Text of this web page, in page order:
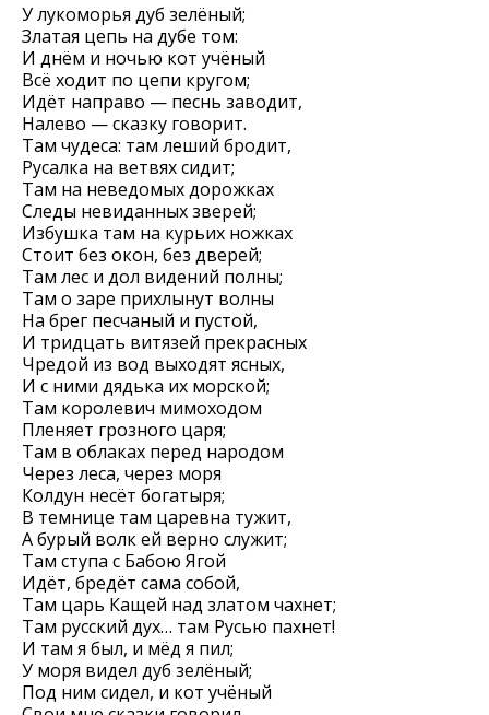
У лукоморья дуб зелёный;
Златая цепь на дубе том:
И днём и ночью кот учёный
Всё ходит по цепи кругом;
Идёт направо — песнь заводит,
Налево — сказку говорит.
Там чудеса: там леший бродит,
Русалка на ветвях сидит;
Там на неведомых дорожках
Следы невиданных зверей;
Избушка там на курьих ножках
Стоит без окон, без дверей;
Там лес и дол видений полны;
Там о заре прихлынут волны
На брег песчаный и пустой,
И тридцать витязей прекрасных
Чредой из вод выходят ясных,
И с ними дядька их морской;
Там королевич мимоходом
Пленяет грозного царя;
Там в облаках перед народом
Через леса, через моря
Колдун несёт богатыря;
В темнице там царевна тужит,
А бурый волк ей верно служит;
Там ступа с Бабою Ягой
Идёт, бредёт сама собой,
Там царь Кащей над златом чахнет;
Там русский дух… там Русью пахнет!
И там я был, и мёд я пил;
У моря видел дуб зелёный;
Под ним сидел, и кот учёный